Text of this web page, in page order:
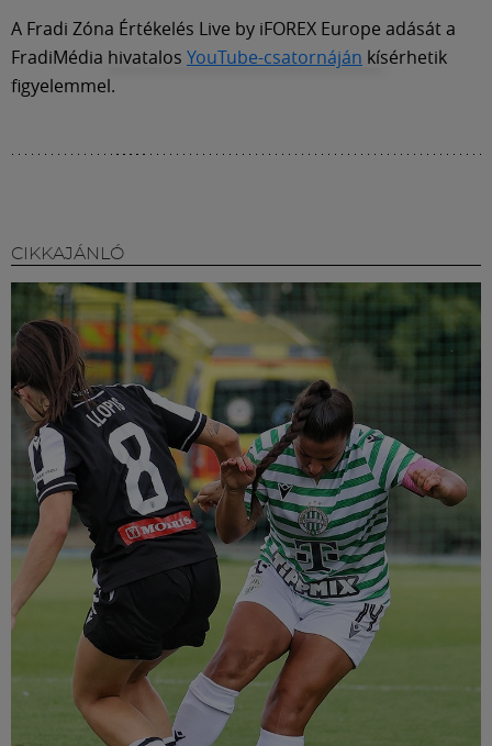
A Fradi Zóna Értékelés Live by iFOREX Europe adását a
FradiMédia hivatalos YouTube-csatornáján kísérhetik
figyelemmel.
CIKKAJÁNLÓ